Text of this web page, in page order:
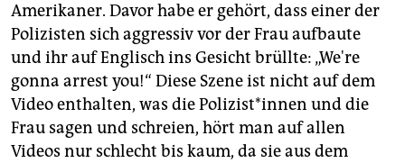
Amerikaner. Davor habe er gehört, dass einer der
Polizisten sich aggressiv vor der Frau aufbaute
und ihr auf Englisch ins Gesicht brüllte: „We're
gonna arrest you!“ Diese Szene ist nicht auf dem
Video enthalten, was die Po­li­zis­t*in­nen und die
Frau sagen und schreien, hört man auf allen
Videos nur schlecht bis kaum, da sie aus dem